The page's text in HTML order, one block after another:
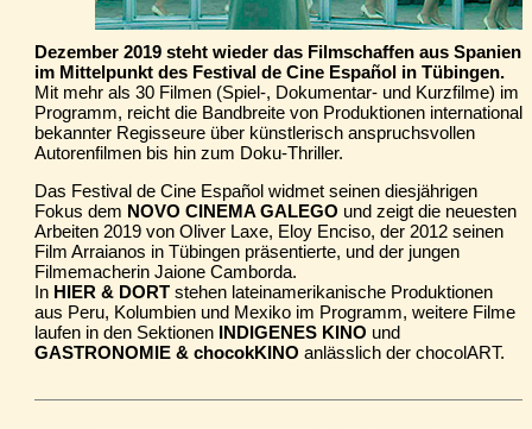
Dezember 2019 steht wieder das Filmschaffen aus Spanien
im Mittelpunkt des Festival de Cine Español in Tübingen.
Mit mehr als 30 Filmen (Spiel-, Dokumentar- und Kurzfilme) im
Programm, reicht die Bandbreite von Produktionen international
bekannter Regisseure über künstlerisch anspruchsvollen
Autorenfilmen bis hin zum Doku-Thriller.
Das Festival de Cine Español widmet seinen diesjährigen
Fokus dem NOVO CINEMA GALEGO und zeigt die neuesten
Arbeiten 2019 von Oliver Laxe, Eloy Enciso, der 2012 seinen
Film Arraianos in Tübingen präsentierte, und der jungen
Filmemacherin Jaione Camborda.
In HIER & DORT stehen lateinamerikanische Produktionen
aus Peru, Kolumbien und Mexiko im Programm, weitere Filme
laufen in den Sektionen INDIGENES KINO und
GASTRONOMIE & chocokKINO anlässlich der chocolART.